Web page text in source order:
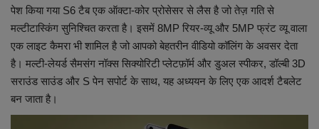
पेश किया गया S6 टैब एक ऑक्टा-कोर प्रोसेसर से लैस है जो तेज़ गति से
मल्टीटास्किंग सुनिश्चित करता है। इसमें 8MP रियर-व्यू और 5MP फ्रंट व्यू वाला
एक लाइट कैमरा भी शामिल है जो आपको बेहतरीन वीडियो कॉलिंग के अवसर देता
है। मल्टी-लेयर्ड सैमसंग नॉक्स सिक्योरिटी प्लेटफ़ॉर्म और डुअल स्पीकर, डॉल्बी 3D
सराउंड साउंड और S पेन सपोर्ट के साथ, यह अध्ययन के लिए एक आदर्श टैबलेट
बन जाता है।